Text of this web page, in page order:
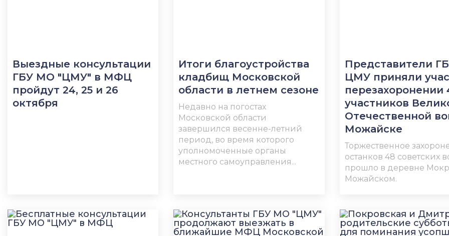
Выездные консультации
ГБУ МО "ЦМУ" в МФЦ
пройдут 24, 25 и 26
октября
Итоги благоустройства
кладбищ Московской
области в летнем сезоне
Недавно на погостах
Московской области
завершился весенне-летний
период, во время которого
уполномоченные органы
местного самоуправления...
Представители
ЦМУ приняли
перезахоронении
участников
Отечественной
Можайске
Торжественное
останков 48 советских
прошло в деревне
Можайском.